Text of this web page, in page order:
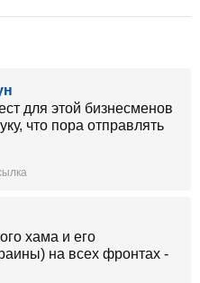
для этой бизнесменов
что пора отправлять
хама и его
на всех фронтах -